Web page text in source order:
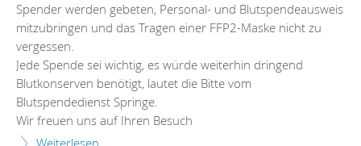
Spender werden gebeten, Personal- und Blutspendeausweis
mitzubringen und das Tragen einer FFP2-Maske nicht zu
vergessen.
Jede Spende sei wichtig, es würde weiterhin dringend
Blutkonserven benötigt, lautet die Bitte vom
Blutspendedienst Springe.
Wir freuen uns auf Ihren Besuch